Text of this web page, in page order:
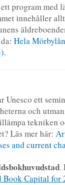
program med
innehåller
Hela
.
Unesco ett
och
tekniken
Läs mer här:
and current
.
Book Capital for